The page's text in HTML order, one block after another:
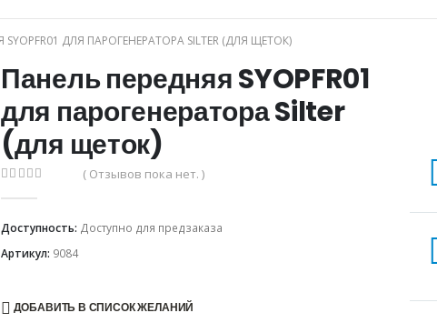
ДЛЯ ПАРОГЕНЕРАТОРА SILTER (ДЛЯ ЩЕТОК)
Панель передняя SYOPFR01
для парогенератора Silter
(для щеток)
( Отзывов пока нет. )
Доступность: Доступно для предзаказа
Артикул: 9084
ДОБАВИТЬ В СПИСОК ЖЕЛАНИЙ